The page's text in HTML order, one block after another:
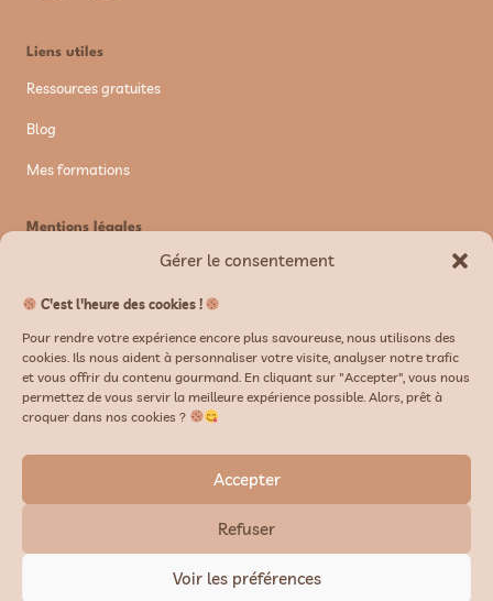
Gérer le consentement
C'est l'heure des cookies !
Pour rendre votre expérience encore plus savoureuse, nous utilisons des
cookies. Ils nous aident à personnaliser votre visite, analyser notre trafic
et vous offrir du contenu gourmand. En cliquant sur "Accepter", vous nous
permettez de vous servir la meilleure expérience possible. Alors, prêt à
croquer dans nos cookies ?
Accepter
Refuser
Voir les préférences
Liens utiles
Ressources gratuites
Blog
Mes formations
Mentions légales
Politique de confidentialité
CGV/CGU
Newsletter